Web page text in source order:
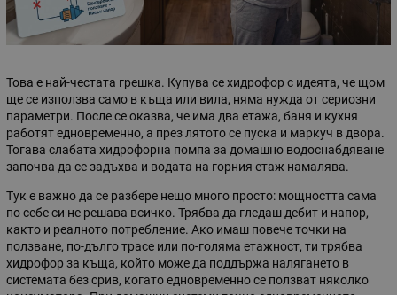
Това е най-честата грешка. Купува се хидрофор с идеята, че щом
ще се използва само в къща или вила, няма нужда от сериозни
параметри. После се оказва, че има два етажа, баня и кухня
работят едновременно, а през лятото се пуска и маркуч в двора.
Тогава слабата хидрофорна помпа за домашно водоснабдяване
започва да се задъхва и водата на горния етаж намалява.
Тук е важно да се разбере нещо много просто: мощността сама
по себе си не решава всичко. Трябва да гледаш дебит и напор,
както и реалното потребление. Ако имаш повече точки на
ползване, по-дълго трасе или по-голяма етажност, ти трябва
хидрофор за къща, който може да поддържа налягането в
системата без срив, когато едновременно се ползват няколко